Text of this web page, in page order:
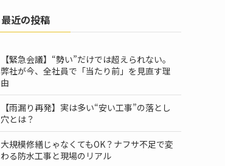
最近の投稿
【緊急会議】“勢い”だけでは超えられない。
弊社が今、全社員で「当たり前」を見直す理
由
【雨漏り再発】実は多い“安い工事”の落とし
穴とは？
大規模修繕じゃなくてもOK？ナフサ不足で変
わる防水工事と現場のリアル